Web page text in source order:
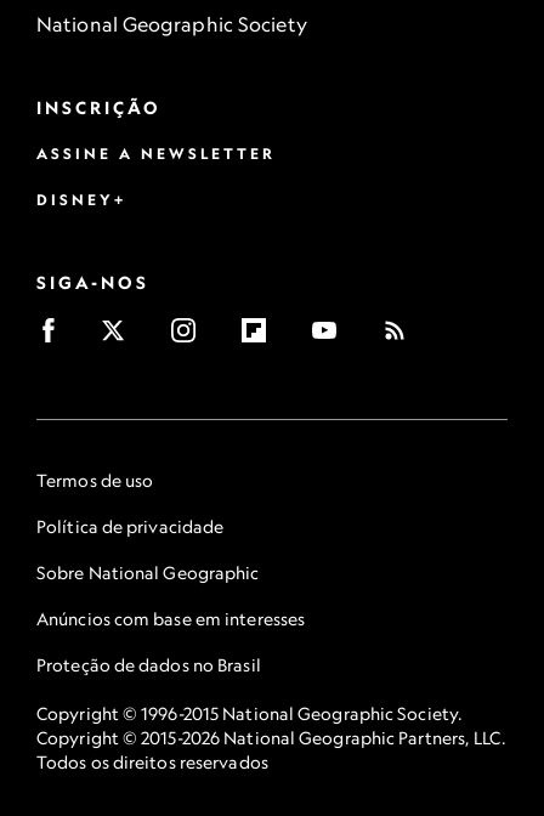
National Geographic Society
INSCRIÇÃO
ASSINE A NEWSLETTER
DISNEY+
SIGA-NOS
Termos de uso
Política de privacidade
Sobre National Geographic
Anúncios com base em interesses
Proteção de dados no Brasil
Copyright © 1996-2015 National Geographic Society.
Copyright © 2015-2026 National Geographic Partners, LLC.
Todos os direitos reservados